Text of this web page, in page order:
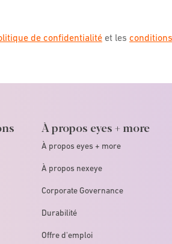
de confidentialité et les
À propos eyes + more
À propos eyes + more
À propos nexeye
Corporate Governance
Durabilité
Offre d'emploi